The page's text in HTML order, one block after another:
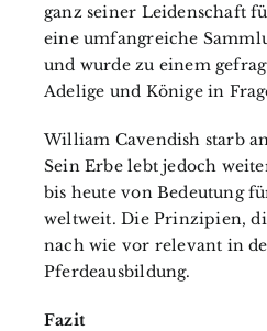
ganz seiner Leidenschaft
eine umfangreiche
und wurde zu einem
Adelige und Könige in
William Cavendish starb
Sein Erbe lebt jedoch
bis heute von Bedeutung
weltweit. Die Prinzipien,
nach wie vor relevant in
Pferdeausbildung.
Fazit